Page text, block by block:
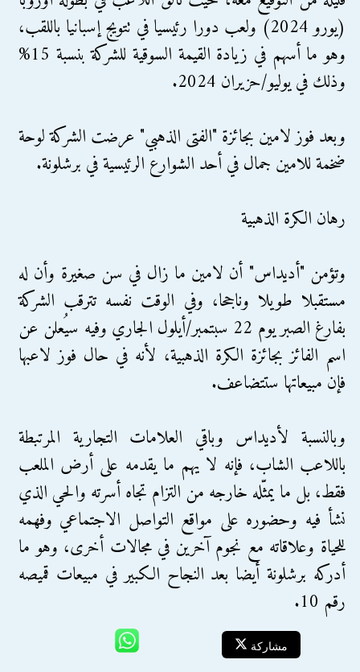
(يورو 2024) ولعب دورا رئيسيا في تتويج إسبانيا باللقب،
وهو ما أسهم في زيادة القيمة السوقية للشركة بنسبة 15%
وذلك في يوليو/حزيران 2024.
وبعد فوز لامين بجائزة "الفتى الذهبي" عرضت الشركة لوحة
ضخمة للامين جمال في أحد الشوارع الرئيسية في برشلونة.
رهان الكرة الذهبية
وتؤمن "أديداس" أن لامين ما زال في سن صغيرة وأن له
مستقبلا طويلا وناجحا، وفي الوقت نفسه تترقب الشركة
بفارغ الصبر يوم 22 سبتمبر/أيلول الجاري وفيه سيُعلن عن
اسم الفائز بجائزة الكرة الذهبية، لأنه في حال فوز لاعبها
فإن مبيعاتها ستتضاعف.
وبالنسبة لأديداس وباقي العلامات التجارية المرتبطة
باللاعب الشاب، فإنه لا يهم ما يقدمه على أرض الملعب
فقط، بل ما يمثّله خارجه من التزام تجاه أسرته والحي الذي
نشأ فيه وحضوره على مواقع التواصل الاجتماعي وفهمه
للحياة وعلاقاته مع نجوم آخرين في مجالات أخرى، وهو ما
أدركه برشلونة أيضا بعد النجاح الكبير في مبيعات قميصه
رقم 10.
مشاركة